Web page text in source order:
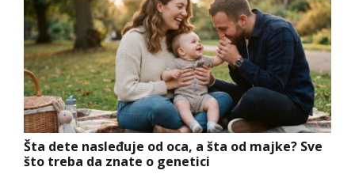
Šta dete nasleđuje od oca, a šta od majke? Sve
što treba da znate o genetici